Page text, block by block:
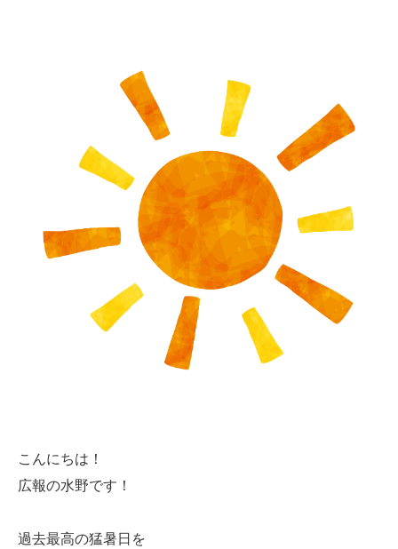
こんにちは！
広報の水野です！
過去最高の猛暑日を